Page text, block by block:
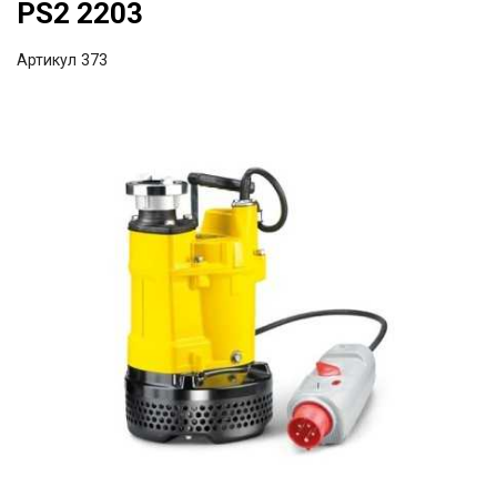
PS2 2203
Артикул 373